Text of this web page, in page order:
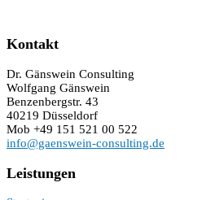
Kontakt
Dr. Gänswein Consulting
Wolfgang Gänswein
Benzenbergstr. 43
40219 Düsseldorf
Mob +49 151 521 00 522
info@gaenswein-consulting.de
Leistungen